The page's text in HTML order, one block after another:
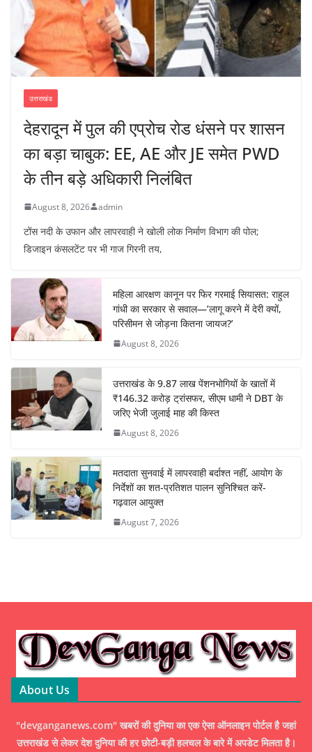
उत्तराखंड
देहरादून में पुल की एप्रोच रोड धंसने पर शासन
का बड़ा चाबुक: EE, AE और JE समेत PWD
के तीन बड़े अधिकारी निलंबित
August 8, 2026 admin
टोंस नदी के उफान और लापरवाही ने खोली लोक निर्माण विभाग की पोल;
डिजाइन कंसलटेंट पर भी गाज गिरनी तय,
महिला आरक्षण कानून पर फिर गरमाई सियासत: राहुल
गांधी का सरकार से सवाल—’लागू करने में देरी क्यों,
परिसीमन से जोड़ना कितना जायज?’
August 8, 2026
उत्तराखंड के 9.87 लाख पेंशनभोगियों के खातों में
₹146.32 करोड़ ट्रांसफर, सीएम धामी ने DBT के
जरिए भेजी जुलाई माह की किस्त
August 8, 2026
मतदाता सुनवाई में लापरवाही बर्दाश्त नहीं, आयोग के
निर्देशों का शत-प्रतिशत पालन सुनिश्चित करें-
गढ़वाल आयुक्त
August 7, 2026
About Us
"devganganews.com" खबरों की दुनिया का एक ऐसा ऑनलाइन पोर्टल है जहां
उत्तराखंड से लेकर देश दुनिया की हर छोटी-बड़ी हलचल के बारे में अपडेट मिलता है।